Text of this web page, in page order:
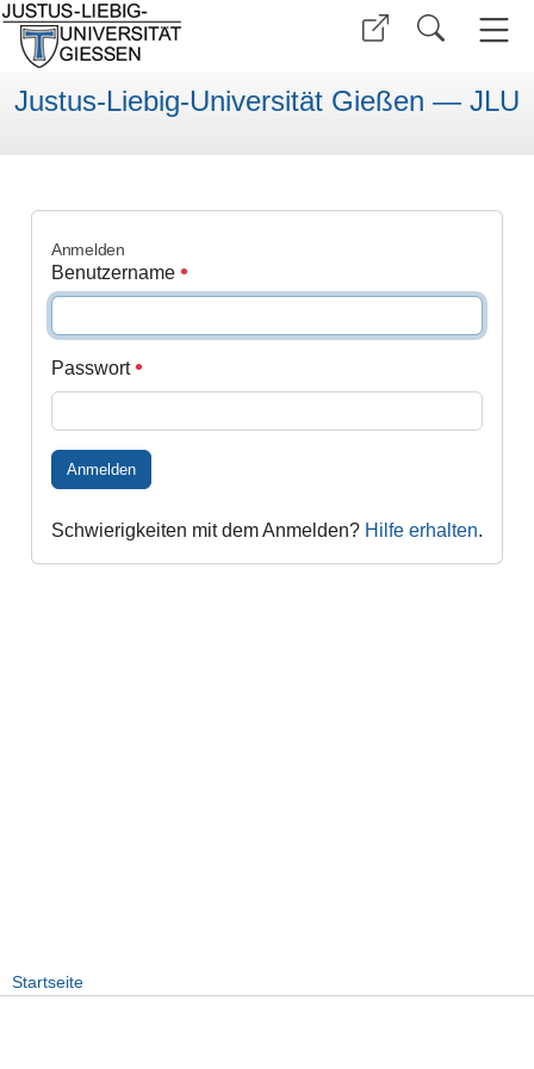
Justus-Liebig-Universität Gießen — JLU
Anmelden
Benutzername
Passwort
Anmelden
Schwierigkeiten mit dem Anmelden? Hilfe erhalten.
Startseite